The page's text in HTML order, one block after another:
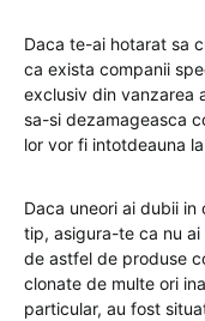
Daca te-ai hotarat sa
ca exista companii
exclusiv din vanzarea
sa-si dezamageasca
lor vor fi intotdeauna
Daca uneori ai dubii
tip, asigura-te ca nu
de astfel de produse
clonate de multe ori
particular, au fost